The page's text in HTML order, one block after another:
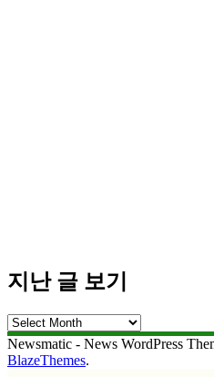
지난 글 보기
지
난
글
Newsmatic - News WordPress
BlazeThemes.